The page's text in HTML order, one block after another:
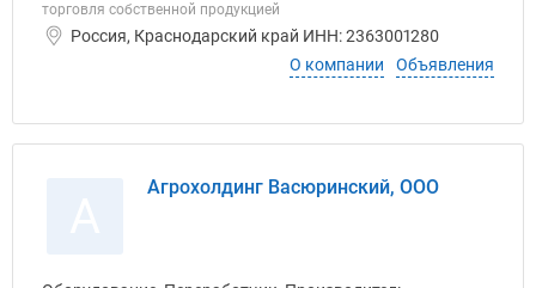
торговля собственной продукцией
Россия, Краснодарский край ИНН: 2363001280
О компании
Объявления
Агрохолдинг Васюринский, ООО